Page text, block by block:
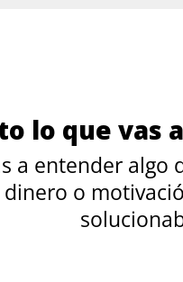
lo que vas
a entender
o